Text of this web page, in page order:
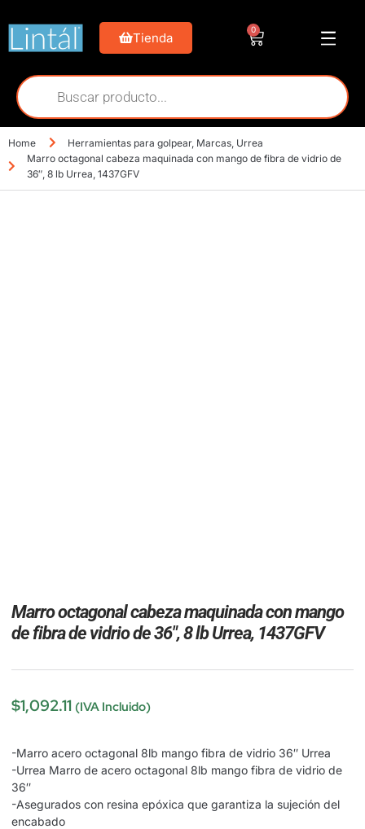
Tienda
0
Home Herramientas para golpear, Marcas, Urrea
Marro octagonal cabeza maquinada con mango de fibra de vidrio de
36″, 8 lb Urrea, 1437GFV
Marro octagonal cabeza maquinada con mango
de fibra de vidrio de 36″, 8 lb Urrea, 1437GFV
$1,092.11 (IVA Incluido)
-Marro acero octagonal 8lb mango fibra de vidrio 36″ Urrea
-Urrea Marro de acero octagonal 8lb mango fibra de vidrio de
36″
-Asegurados con resina epóxica que garantiza la sujeción del
encabado